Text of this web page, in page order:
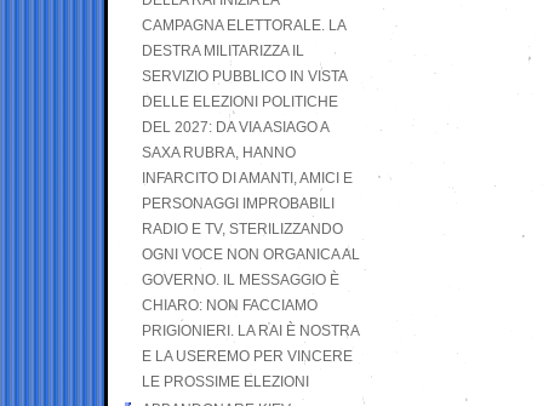
CAMPAGNA ELETTORALE. LA
DESTRA MILITARIZZA IL
SERVIZIO PUBBLICO IN VISTA
DELLE ELEZIONI POLITICHE
DEL 2027: DA VIA ASIAGO A
SAXA RUBRA, HANNO
INFARCITO DI AMANTI, AMICI E
PERSONAGGI IMPROBABILI
RADIO E TV, STERILIZZANDO
OGNI VOCE NON ORGANICA AL
GOVERNO. IL MESSAGGIO È
CHIARO: NON FACCIAMO
PRIGIONIERI. LA RAI È NOSTRA
E LA USEREMO PER VINCERE
LE PROSSIME ELEZIONI